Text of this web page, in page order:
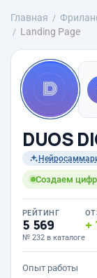
Главная
Landing Page
DUOS
Создаем
РЕЙТИНГ
5 569
№ 232 в каталоге
Опыт работы